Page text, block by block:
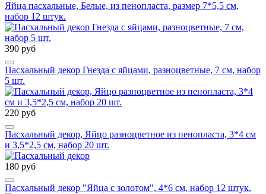
Яйца пасхальные, Белые, из пенопласта, размер 7*5,5 см,
набор 12 штук.
390 руб
Пасхальный декор Гнезда с яйцами, разноцветные, 7 см, набор
5 шт.
220 руб
Пасхальный декор, Яйцо разноцветное из пенопласта, 3*4 см
и 3,5*2,5 см, набор 20 шт.
180 руб
Пасхальный декор "Яйца с золотом", 4*6 см, набор 12 штук.